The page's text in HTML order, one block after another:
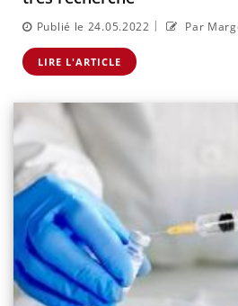
Publié le 24.05.2022 | Par
LIRE L'ARTICLE